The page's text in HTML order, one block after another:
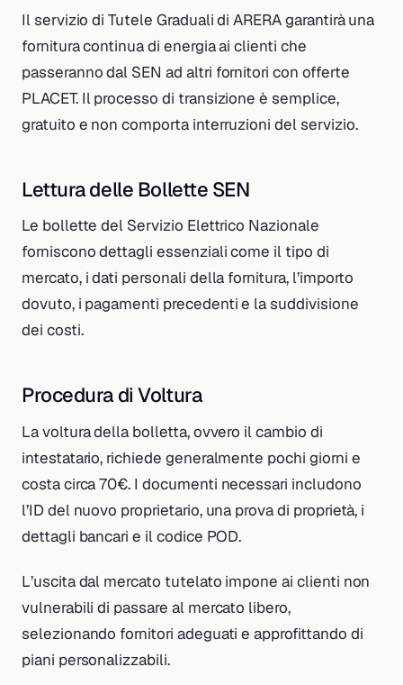
Il servizio di Tutele Graduali di ARERA garantirà una
fornitura continua di energia ai clienti che
passeranno dal SEN ad altri fornitori con offerte
PLACET. Il processo di transizione è semplice,
gratuito e non comporta interruzioni del servizio.
Lettura delle Bollette SEN
Le bollette del Servizio Elettrico Nazionale
forniscono dettagli essenziali come il tipo di
mercato, i dati personali della fornitura, l’importo
dovuto, i pagamenti precedenti e la suddivisione
dei costi.
Procedura di Voltura
La voltura della bolletta, ovvero il cambio di
intestatario, richiede generalmente pochi giorni e
costa circa 70€. I documenti necessari includono
l’ID del nuovo proprietario, una prova di proprietà, i
dettagli bancari e il codice POD.
L’uscita dal mercato tutelato impone ai clienti non
vulnerabili di passare al mercato libero,
selezionando fornitori adeguati e approfittando di
piani personalizzabili.